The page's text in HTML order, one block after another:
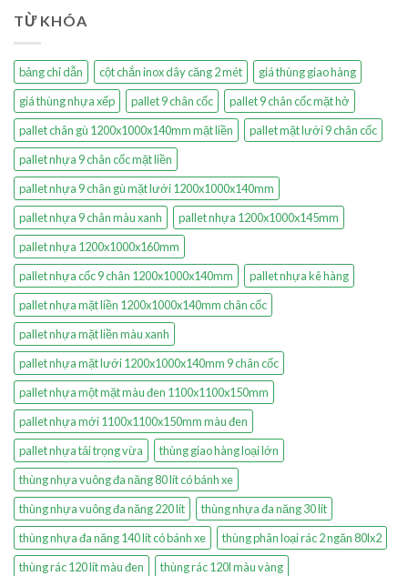
TỪ KHÓA
bảng chỉ dẫn cột chắn inox dây căng 2 mét
giá thùng giao hàng
giá thùng nhựa xếp
pallet 9 chân cốc
pallet 9 chân cốc mặt hở
pallet chân gù 1200x1000x140mm mặt liền
pallet mặt lưới 9 chân cốc
pallet nhựa 9 chân cốc mặt liền
pallet nhựa 9 chân gù mặt lưới 1200x1000x140mm
pallet nhựa 9 chân màu xanh
pallet nhựa 1200x1000x145mm
pallet nhựa 1200x1000x160mm
pallet nhựa cốc 9 chân 1200x1000x140mm
pallet nhựa kê hàng
pallet nhựa mặt liền 1200x1000x140mm chân cốc
pallet nhựa mặt liền màu xanh
pallet nhựa mặt lưới 1200x1000x140mm 9 chân cốc
pallet nhựa một mặt màu đen 1100x1100x150mm
pallet nhựa mới 1100x1100x150mm màu đen
pallet nhựa tải trọng vừa
thùng giao hàng loại lớn
thùng nhựa vuông đa năng 80 lít có bánh xe
thùng nhựa vuông đa năng 220 lít
thùng nhựa đa năng 30 lít
thùng nhựa đa năng 140 lít có bánh xe
thùng phân loại rác 2 ngăn 80lx2
thùng rác 120 lít màu đen
thùng rác 120l màu vàng